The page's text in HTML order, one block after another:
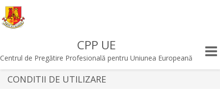
CPP UE
Centrul de Pregătire Profesională pentru Uniunea Europeană
CONDITII DE UTILIZARE